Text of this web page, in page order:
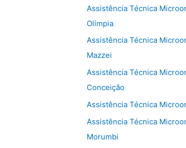
Assistência Técnica
Olímpia
Assistência Técnica
Mazzei
Assistência Técnica
Conceição
Assistência Técnica
Assistência Técnica
Morumbi